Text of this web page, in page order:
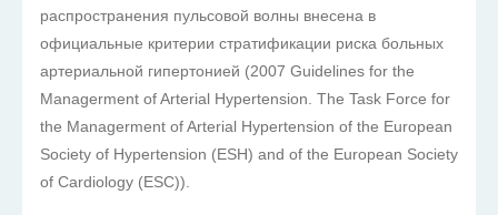
распространения пульсовой волны внесена в
официальные критерии стратификации риска больных
артериальной гипертонией (2007 Guidelines for the
Managerment of Arterial Hypertension. The Task Force for
the Managerment of Arterial Hypertension of the European
Society of Hypertension (ESH) and of the European Society
of Cardiology (ESC)).